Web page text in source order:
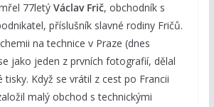
77letý Václav Frič, obchodník s
příslušník slavné rodiny Fričů.
na technice v Praze (dnes
jako jeden z prvních fotografií, dělal
Když se vrátil z cest po Francii
malý obchod s technickými